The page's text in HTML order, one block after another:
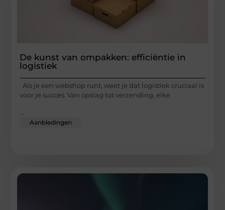
De kunst van ompakken: efficiëntie in
logistiek
Als je een webshop runt, weet je dat logistiek cruciaal is
voor je succes. Van opslag tot verzending, elke
Aanbiedingen